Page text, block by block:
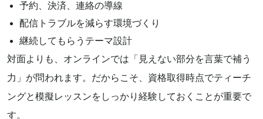
予約、決済、連絡の導線
配信トラブルを減らす環境づくり
継続してもらうテーマ設計
対面よりも、オンラインでは「見えない部分を言葉で補う
力」が問われます。だからこそ、資格取得時点でティーチ
ングと模擬レッスンをしっかり経験しておくことが重要で
す。